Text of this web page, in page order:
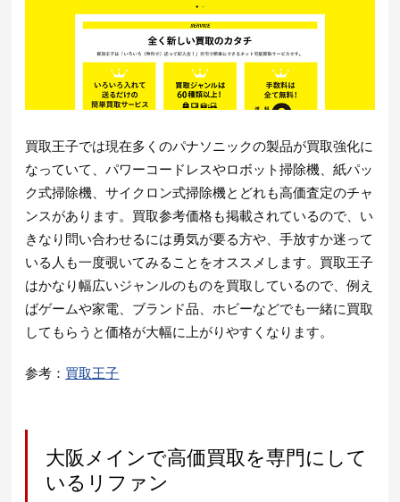
買取王子では現在多くのパナソニックの製品が買取強化に
なっていて、パワーコードレスやロボット掃除機、紙パッ
ク式掃除機、サイクロン式掃除機とどれも高価査定のチャ
ンスがあります。買取参考価格も掲載されているので、い
きなり問い合わせるには勇気が要る方や、手放すか迷って
いる人も一度覗いてみることをオススメします。買取王子
はかなり幅広いジャンルのものを買取しているので、例え
ばゲームや家電、ブランド品、ホビーなどでも一緒に買取
してもらうと価格が大幅に上がりやすくなります。
参考： 買取王子
大阪メインで高価買取を専門にして
いるリファン